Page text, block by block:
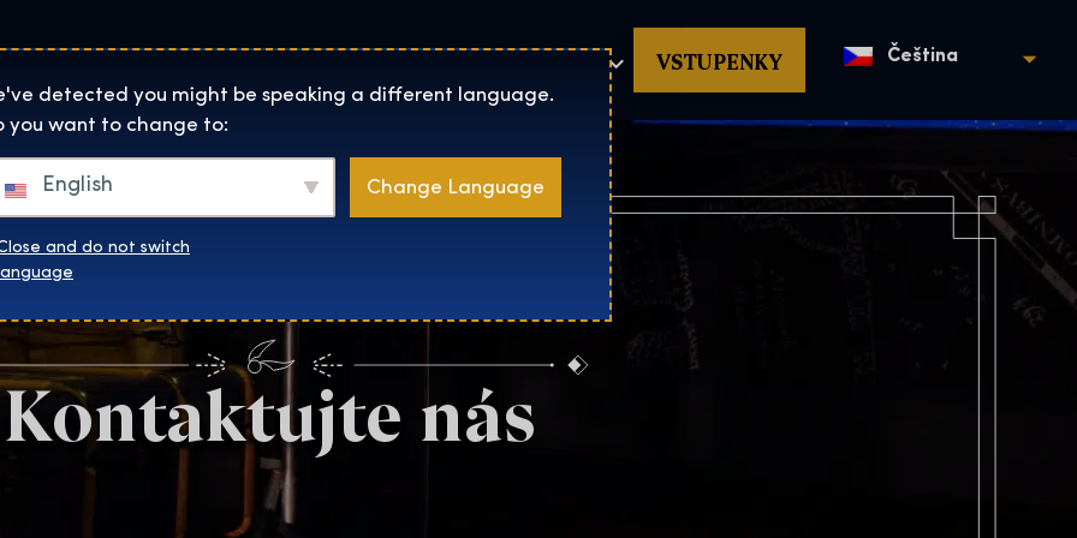
Exhibition home page
Lokality O Nás Nakupovat VSTUPENKY Čeština
Kontaktujte nás
detected you might be speaking a different language.
you want to change to:
English Change Language
and do not switch